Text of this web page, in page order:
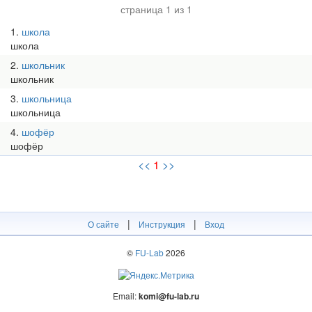
страница 1 из 1
1 школа
школа
2 школьник
школьник
3 школьница
школьница
4 шофёр
шофёр
<< 1 >>
О сайте | Инструкция | Вход
© FU-Lab2026
Email:komi@fu-lab.ru